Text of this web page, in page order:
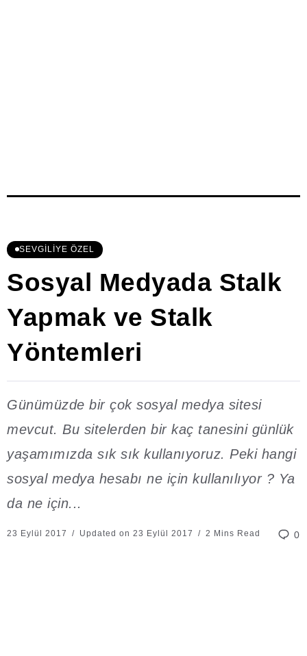
SEVGILIYE ÖZEL
Sosyal Medyada Stalk
Yapmak ve Stalk
Yöntemleri
Günümüzde bir çok sosyal medya sitesi
mevcut. Bu sitelerden bir kaç tanesini günlük
yaşamımızda sık sık kullanıyoruz. Peki hangi
sosyal medya hesabı ne için kullanılıyor ? Ya
da ne için...
23 Eylül 2017 Updated on 23 Eylül 2017 2 Mins Read 0